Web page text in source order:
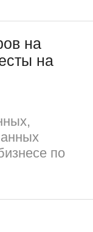
на
на
по